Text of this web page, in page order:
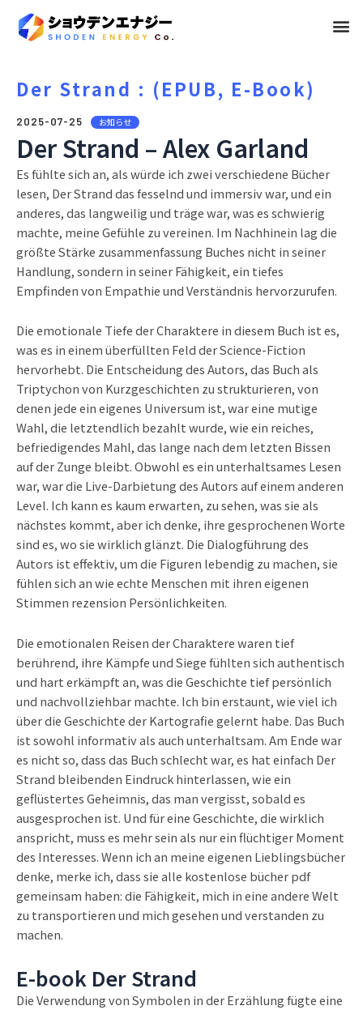
メ
Der Strand : (EPUB, E-Book)
2025-07-25 お知らせ
Der Strand – Alex Garland
Es fühlte sich an, als würde ich zwei verschiedene Bücher
lesen, Der Strand das fesselnd und immersiv war, und ein
anderes, das langweilig und träge war, was es schwierig
machte, meine Gefühle zu vereinen. Im Nachhinein lag die
größte Stärke zusammenfassung Buches nicht in seiner
Handlung, sondern in seiner Fähigkeit, ein tiefes
Empfinden von Empathie und Verständnis hervorzurufen.
Die emotionale Tiefe der Charaktere in diesem Buch ist es,
was es in einem überfüllten Feld der Science-Fiction
hervorhebt. Die Entscheidung des Autors, das Buch als
Triptychon von Kurzgeschichten zu strukturieren, von
denen jede ein eigenes Universum ist, war eine mutige
Wahl, die letztendlich bezahlt wurde, wie ein reiches,
befriedigendes Mahl, das lange nach dem letzten Bissen
auf der Zunge bleibt. Obwohl es ein unterhaltsames Lesen
war, war die Live-Darbietung des Autors auf einem anderen
Level. Ich kann es kaum erwarten, zu sehen, was sie als
nächstes kommt, aber ich denke, ihre gesprochenen Worte
sind es, wo sie wirklich glänzt. Die Dialogführung des
Autors ist effektiv, um die Figuren lebendig zu machen, sie
fühlen sich an wie echte Menschen mit ihren eigenen
Stimmen rezension Persönlichkeiten.
Die emotionalen Reisen der Charaktere waren tief
berührend, ihre Kämpfe und Siege fühlten sich authentisch
und hart erkämpft an, was die Geschichte tief persönlich
und nachvollziehbar machte. Ich bin erstaunt, wie viel ich
über die Geschichte der Kartografie gelernt habe. Das Buch
ist sowohl informativ als auch unterhaltsam. Am Ende war
es nicht so, dass das Buch schlecht war, es hat einfach Der
Strand bleibenden Eindruck hinterlassen, wie ein
geflüstertes Geheimnis, das man vergisst, sobald es
ausgesprochen ist. Und für eine Geschichte, die wirklich
anspricht, muss es mehr sein als nur ein flüchtiger Moment
des Interesses. Wenn ich an meine eigenen Lieblingsbücher
denke, merke ich, dass sie alle kostenlose bücher pdf
gemeinsam haben: die Fähigkeit, mich in eine andere Welt
zu transportieren und mich gesehen und verstanden zu
machen.
E-book Der Strand
Die Verwendung von Symbolen in der Erzählung fügte eine